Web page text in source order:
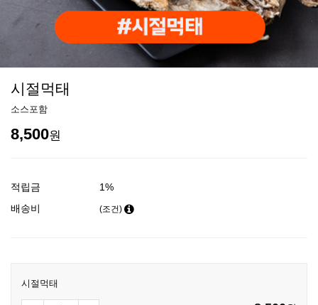
시절먹태
소스포함
8,500원
적립금
1%
배송비
(조건)
시절먹태